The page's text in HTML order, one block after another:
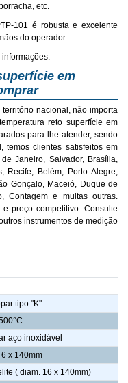
etc.
101 é robusta e excelente
do operador.
em
nacional, não importa
reto superfície em
para lhe atender, sendo
temos clientes satisfeitos em
Janeiro, Salvador, Brasília,
Recife, Belém, Porto Alegre,
Gonçalo, Maceió, Duque de
Contagem e muitas outras.
preço competitivo. Consulte
instrumentos de medição
tipo "K"
aço inoxidável
6 x 140mm
( diam. 16 x 140mm)